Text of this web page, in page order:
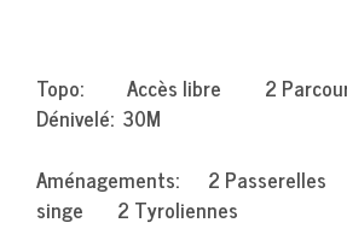
Topo: Accès libre 2
Dénivelé: 30M
Aménagements: 2
singe 2 Tyroliennes